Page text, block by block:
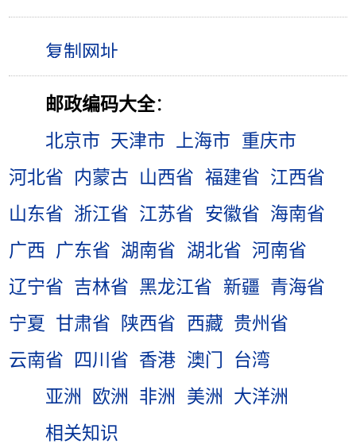
邮政编码大全：
北京市 天津市 上海市
重庆市
河北省
内蒙古 山西省 福建省 江西省
山东省 浙江省 江苏省 安徽省 海南省
广西
广东省 湖南省 湖北省 河南省
辽宁省 吉林省 黑龙江省 新疆 青海省
宁夏 甘肃省 陕西省 西藏 贵州省
云南省
四川省 香港 澳门
台湾
亚洲
欧洲 非洲 美洲
大洋洲
相关知识